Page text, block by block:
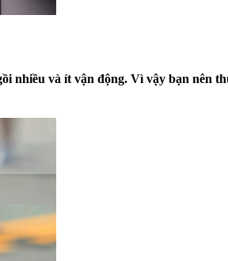
nhiều và ít vận động. Vì vậy bạn nên